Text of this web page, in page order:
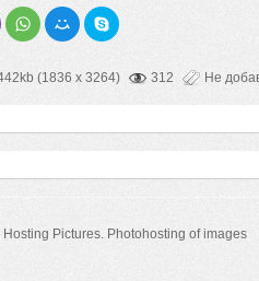
(1836 x 3264) 312 Не
Pictures. Photohosting of images